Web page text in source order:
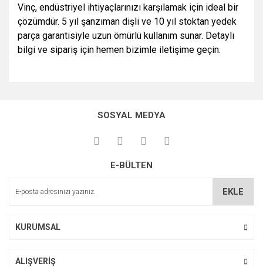
Vinç, endüstriyel ihtiyaçlarınızı karşılamak için ideal bir
çözümdür. 5 yıl şanzıman dişli ve 10 yıl stoktan yedek
parça garantisiyle uzun ömürlü kullanım sunar. Detaylı
bilgi ve sipariş için hemen bizimle iletişime geçin.
kullanarak tarafımıza iletebilirsiniz.
Görüş ve önerileriniz için teşekkür ederiz.
Ürün açıklamasında eksik bilgiler bulunuyor.
SOSYAL MEDYA
E-BÜLTEN
EKLE
KURUMSAL
ALIŞVERİŞ